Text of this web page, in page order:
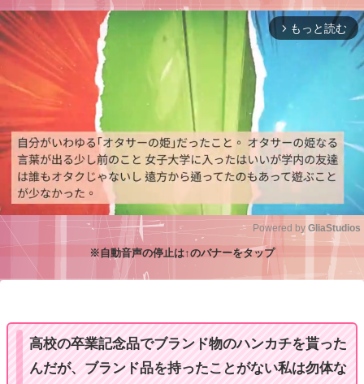
arrow_forward_ios もっと読む
Powered by GliaStudios
※自動音声の停止は↑のバナーをタップ
高校の卒業記念品でブランド物のハンカチを貰った
んだが、ブランド品を持ったことがない私は勿体な